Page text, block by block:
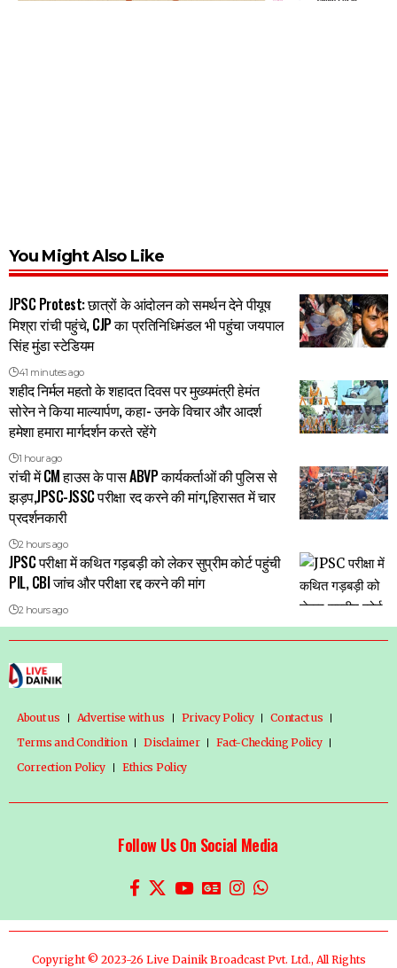
You Might Also Like
JPSC Protest: छात्रों के आंदोलन को समर्थन देने पीयूष
मिश्रा रांची पहुंचे, CJP का प्रतिनिधिमंडल भी पहुंचा जयपाल
सिंह मुंडा स्टेडियम
41 minutes ago
शहीद निर्मल महतो के शहादत दिवस पर मुख्यमंत्री हेमंत
सोरेन ने किया माल्यार्पण, कहा- उनके विचार और आदर्श
हमेशा हमारा मार्गदर्शन करते रहेंगे
1 hour ago
रांची में CM हाउस के पास ABVP कार्यकर्ताओं की पुलिस से
झड़प,JPSC-JSSC परीक्षा रद करने की मांग,हिरासत में चार
प्रदर्शनकारी
2 hours ago
JPSC परीक्षा में कथित गड़बड़ी को लेकर सुप्रीम कोर्ट पहुंची
PIL, CBI जांच और परीक्षा रद्द करने की मांग
2 hours ago
About us Advertise with us Privacy Policy
Contact us
Terms and Condition
Disclaimer
Fact-Checking Policy
Correction Policy
Ethics Policy
Follow Us On Social Media
Copyright © 2023-26 Live Dainik Broadcast Pvt. Ltd., All Rights